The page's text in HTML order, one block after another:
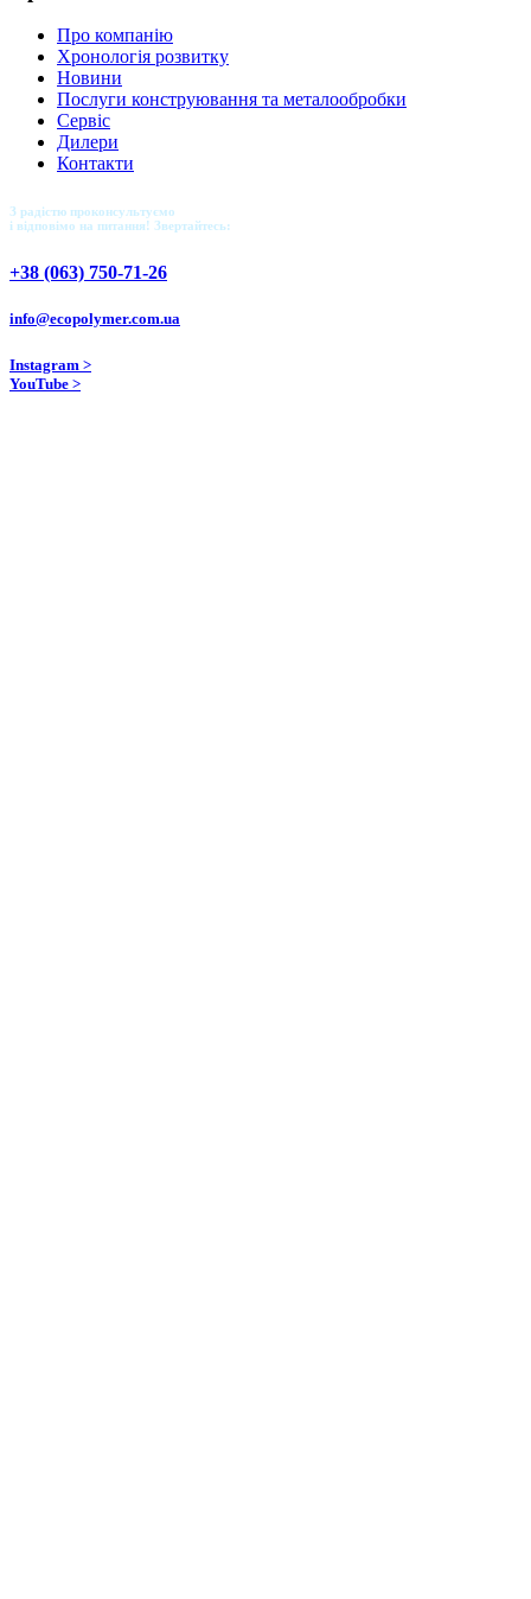
Про компанію
Хронологія розвитку
Новини
Послуги конструювання та металообробки
Сервіс
Дилери
Контакти
З радістю проконсультуємо
і відповімо на питання! Звертайтесь:
+38 (063) 750-71-26
info@ecopolymer.com.ua
Instagram >
YouTube >